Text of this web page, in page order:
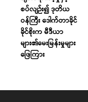
စပ်လျဉ်း၍ ဒုတိယ
ဝန်ကြီး ဒေါက်တာခိုင်
ခိုင်စိုးက မီဒီယာ
များ၏မေးမြန်းမှုများ
ဖြေကြား